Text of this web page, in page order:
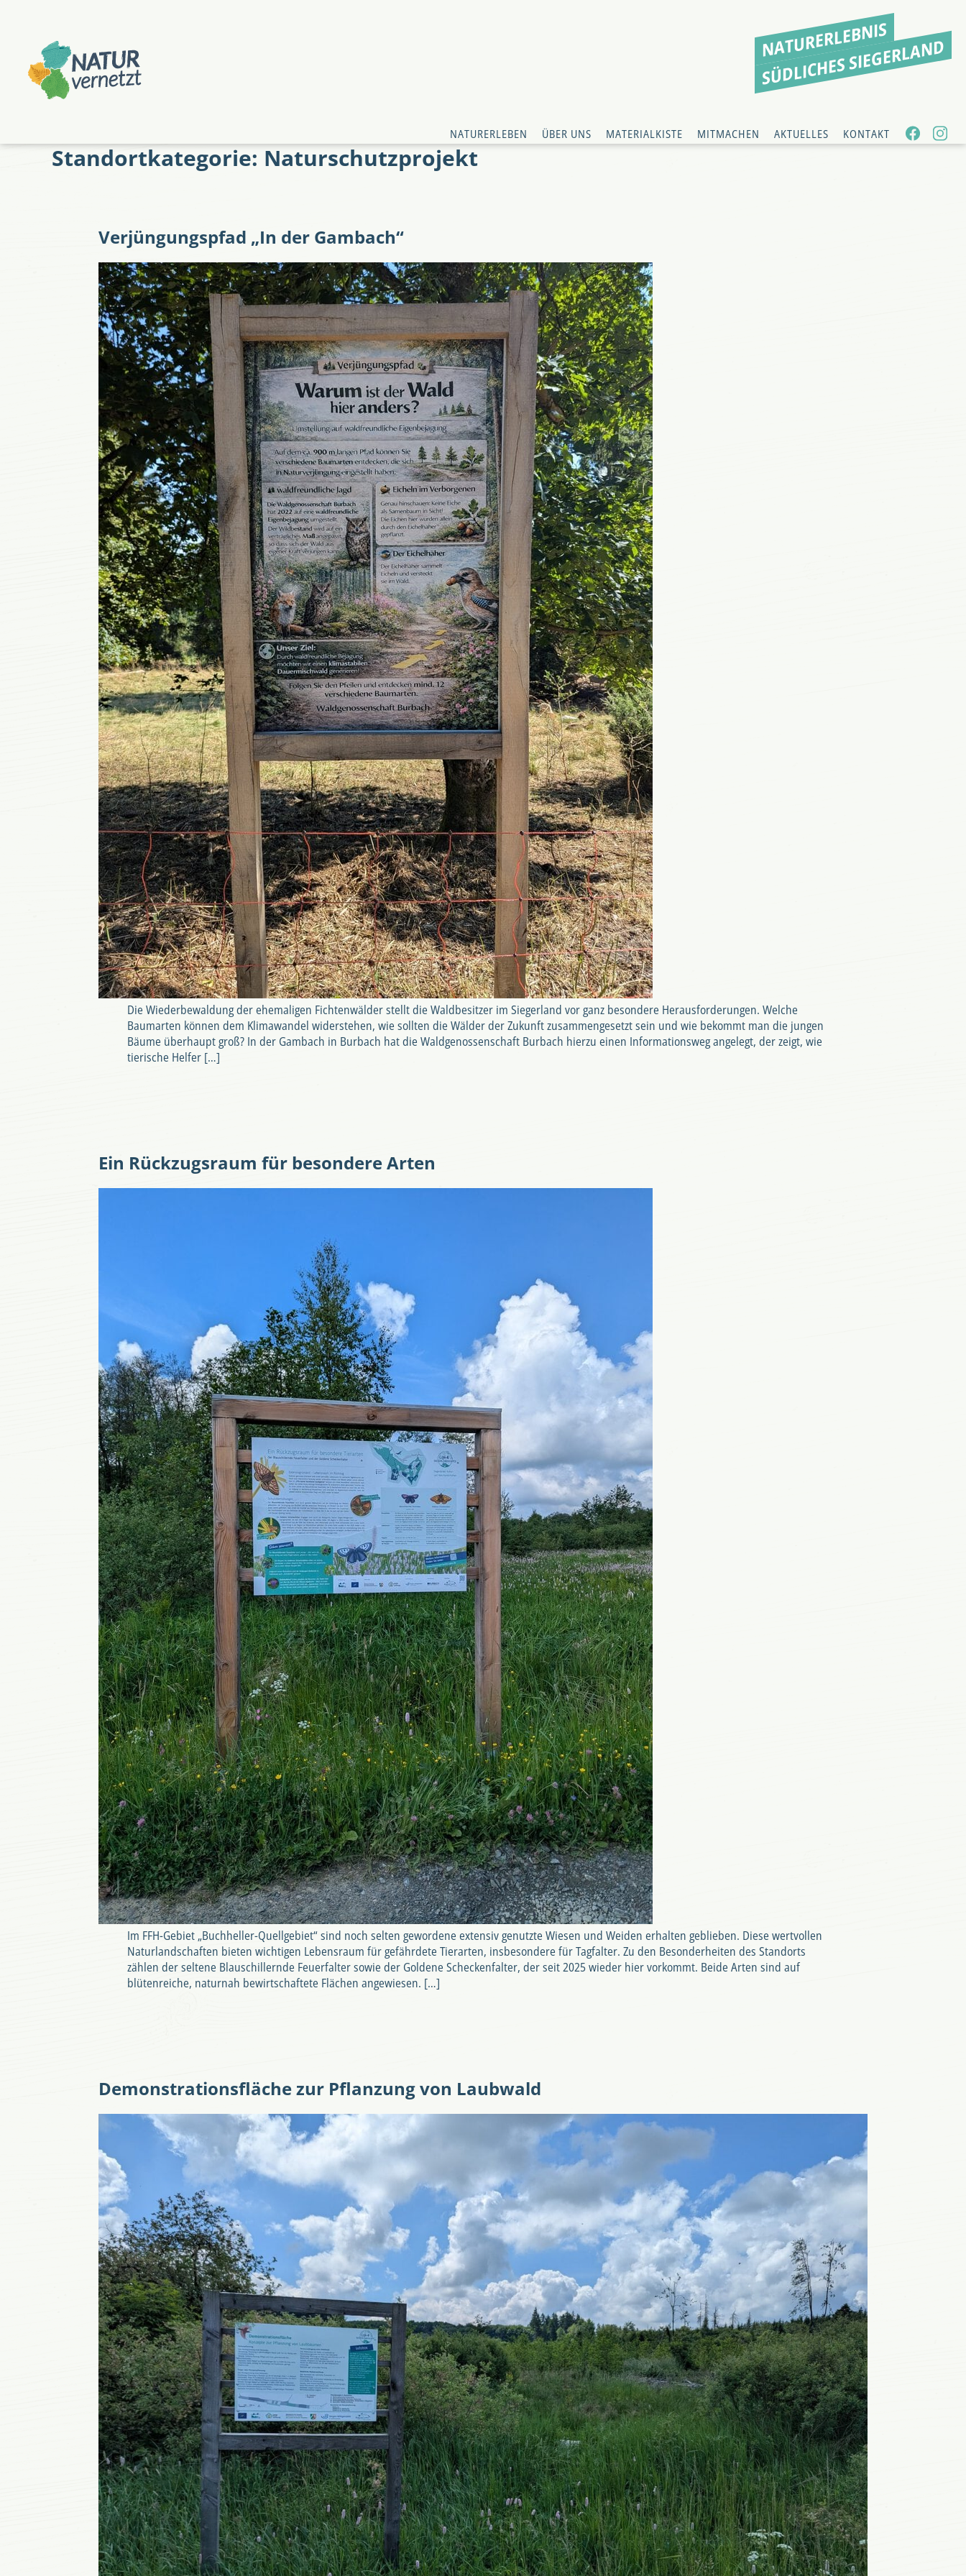
springen
springen
NATURERLEBNIS
SÜDLICHES SIEGERLAND
NATURERLEBEN ÜBER UNS MATERIALKISTE MITMACHEN AKTUELLES KONTAKT
Standortkategorie: Naturschutzprojekt
Verjüngungspfad „In der Gambach“
Die Wiederbewaldung der ehemaligen Fichtenwälder stellt die Waldbesitzer im Siegerland vor ganz besondere Herausforderungen. Welche
Baumarten können dem Klimawandel widerstehen, wie sollten die Wälder der Zukunft zusammengesetzt sein und wie bekommt man die jungen
Bäume überhaupt groß? In der Gambach in Burbach hat die Waldgenossenschaft Burbach hierzu einen Informationsweg angelegt, der zeigt, wie
tierische Helfer […]
Ein Rückzugsraum für besondere Arten
Im FFH-Gebiet „Buchheller-Quellgebiet“ sind noch selten gewordene extensiv genutzte Wiesen und Weiden erhalten geblieben. Diese wertvollen
Naturlandschaften bieten wichtigen Lebensraum für gefährdete Tierarten, insbesondere für Tagfalter. Zu den Besonderheiten des Standorts
zählen der seltene Blauschillernde Feuerfalter sowie der Goldene Scheckenfalter, der seit 2025 wieder hier vorkommt. Beide Arten sind auf
blütenreiche, naturnah bewirtschaftete Flächen angewiesen. […]
Demonstrationsfläche zur Pflanzung von Laubwald